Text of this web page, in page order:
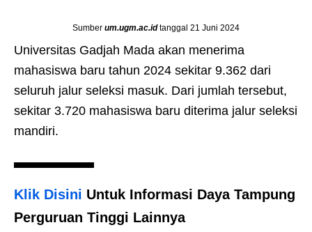
Sumber um.ugm.ac.idtanggal 21 Juni 2024
Universitas Gadjah Mada akan menerima
mahasiswa baru tahun 2024 sekitar 9.362 dari
seluruh jalur seleksi masuk. Dari jumlah tersebut,
sekitar 3.720 mahasiswa baru diterima jalur seleksi
mandiri.
Klik Disini Untuk Informasi Daya Tampung
Perguruan Tinggi Lainnya